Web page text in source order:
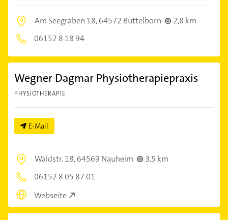
Am Seegraben 18,64572 Büttelborn
2,8 km
06152 8 18 94
Wegner Dagmar Physiotherapiepraxis
PHYSIOTHERAPIE
E-Mail
Waldstr. 18,64569 Nauheim
3,5 km
06152 8 05 87 01
Webseite